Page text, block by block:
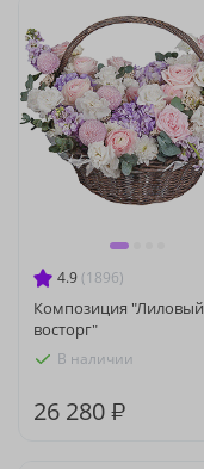
4.9 (1896)
Композиция "Лиловый
восторг"
В наличии
26 280 ₽